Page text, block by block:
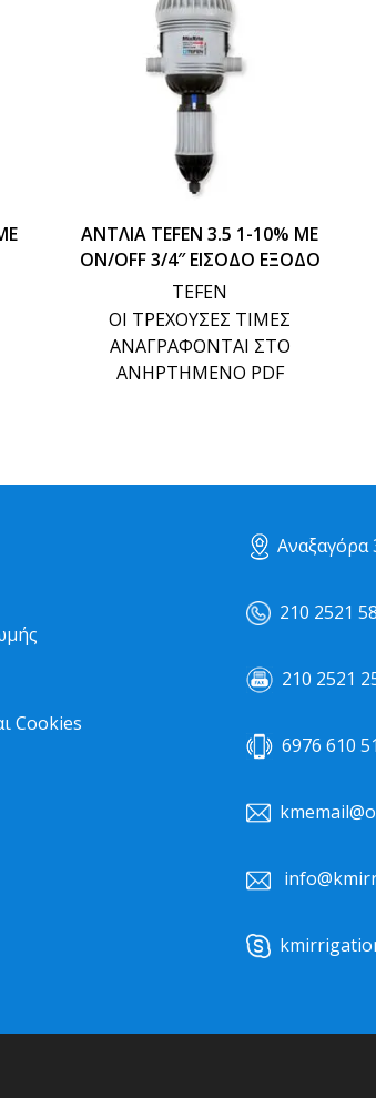
ΑΝΤΛΙΑ TEFEN 3.5 1-10% ΜΕ
ON/OFF 3/4″ ΕΙΣΟΔΟ ΕΞΟΔΟ
TEFEN
ΟΙ ΤΡΕΧΟΥΣΕΣ ΤΙΜΕΣ
ΑΝΑΓΡΑΦΟΝΤΑΙ ΣΤΟ
ΑΝΗΡΤΗΜΕΝΟ PDF
Cookies
Αναξαγόρα
210 2521
210 2521
6976 610